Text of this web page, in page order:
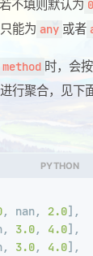
不填则默认为 0
能为 any 或者
method 时，会
行聚合，见下
PYTHON
, nan, 2.0],
3.0, 4.0],
3.0, 4.0],